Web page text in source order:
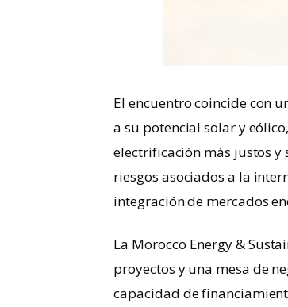
El encuentro coincide con
a su potencial solar y
electrificación más justos
riesgos asociados a la
integración de mercados
La Morocco Energy &
proyectos y una mesa de
capacidad de